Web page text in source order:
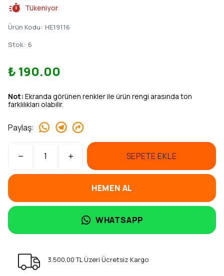
Tükeniyor
Ürün Kodu: HE19116
Stok: 6
₺ 190.00
Not: Ekranda görünen renkler ile ürün rengi arasında ton
farklılıkları olabilir.
Paylaş:
SEPETE EKLE
HEMEN AL
WHATSAPP
3.500,00 TL Üzeri Ücretsiz Kargo